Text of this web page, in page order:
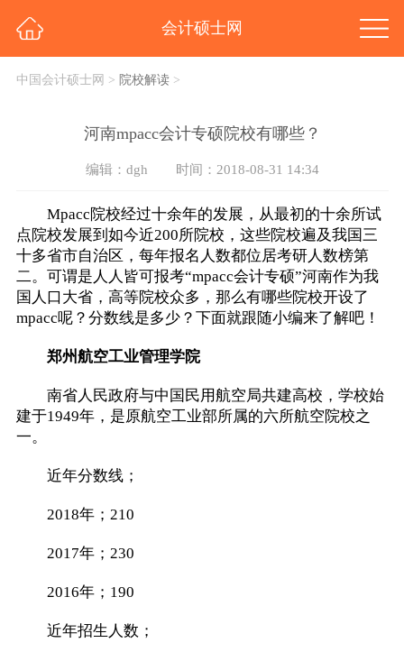
会计硕士网
中国会计硕士网 > 院校解读>
河南mpacc会计专硕院校有哪些？
编辑：dgh 时间：2018-08-31 14:34
Mpacc院校经过十余年的发展，从最初的十余所试
点院校发展到如今近200所院校，这些院校遍及我国三
十多省市自治区，每年报名人数都位居考研人数榜第
二。可谓是人人皆可报考“mpacc会计专硕”河南作为我
国人口大省，高等院校众多，那么有哪些院校开设了
mpacc呢？分数线是多少？下面就跟随小编来了解吧！
郑州航空工业管理学院
南省人民政府与中国民用航空局共建高校，学校始
建于1949年，是原航空工业部所属的六所航空院校之
一。
近年分数线；
2018年；210
2017年；230
2016年；190
近年招生人数；